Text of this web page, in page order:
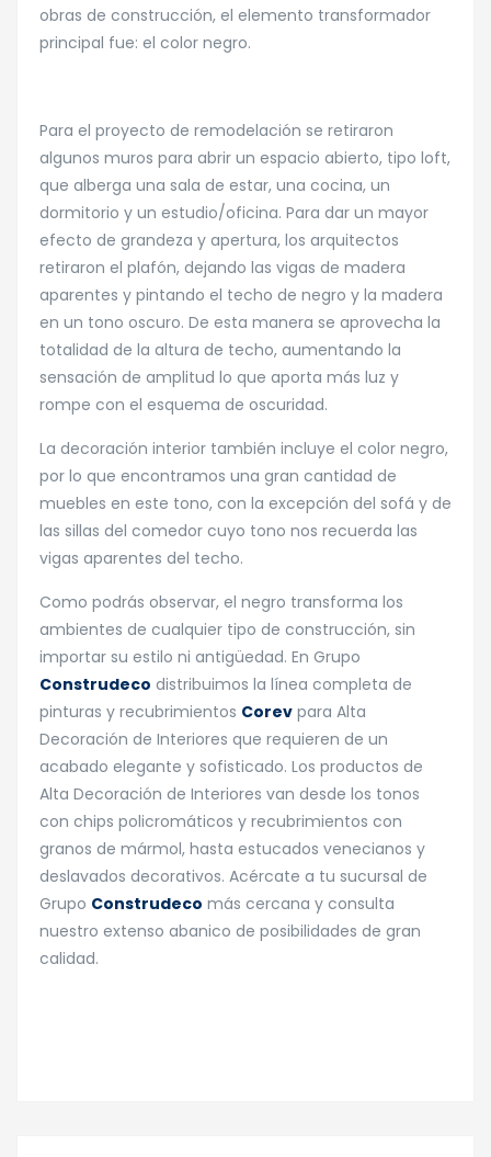
obras de construcción, el elemento transformador
principal fue: el color negro.
Para el proyecto de remodelación se retiraron
algunos muros para abrir un espacio abierto, tipo loft,
que alberga una sala de estar, una cocina, un
dormitorio y un estudio/oficina. Para dar un mayor
efecto de grandeza y apertura, los arquitectos
retiraron el plafón, dejando las vigas de madera
aparentes y pintando el techo de negro y la madera
en un tono oscuro. De esta manera se aprovecha la
totalidad de la altura de techo, aumentando la
sensación de amplitud lo que aporta más luz y
rompe con el esquema de oscuridad.
La decoración interior también incluye el color negro,
por lo que encontramos una gran cantidad de
muebles en este tono, con la excepción del sofá y de
las sillas del comedor cuyo tono nos recuerda las
vigas aparentes del techo.
Como podrás observar, el negro transforma los
ambientes de cualquier tipo de construcción, sin
importar su estilo ni antigüedad. En Grupo
Construdeco distribuimos la línea completa de
pinturas y recubrimientos Corev para Alta
Decoración de Interiores que requieren de un
acabado elegante y sofisticado. Los productos de
Alta Decoración de Interiores van desde los tonos
con chips policromáticos y recubrimientos con
granos de mármol, hasta estucados venecianos y
deslavados decorativos. Acércate a tu sucursal de
Grupo Construdeco más cercana y consulta
nuestro extenso abanico de posibilidades de gran
calidad.